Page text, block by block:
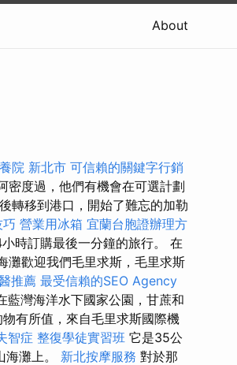
About
院 新北市 可信賴的關鍵字行銷
密度過，他們有機會在可選計劃
轉移到港口，開始了難忘的加勒
營業用冰箱 宜蘭台胞證辦理方
時訂購最後一分鐘的旅行。 在
灘歡迎我們毛里求斯，毛里求斯
推薦 最受信賴的SEO Agency
藍灣海洋水下國家公園，甘蔗和
有所值，來自毛里求斯國際機
智症 整復學徒實習班 它是35公
灘上。 新北按摩服務 對於那